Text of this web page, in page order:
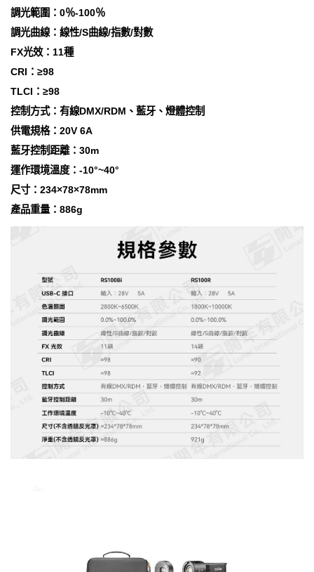
調光範圍：0％-100％
調光曲線：線性/S曲線/指數/對數
FX光效：11種
CRI：≥98
TLCI：≥98
控制方式：有線DMX/RDM、藍牙、燈體控制
供電規格：20V 6A
藍牙控制距離：30m
運作環境溫度：-10°~40°
尺寸：234×78×78mm
產品重量：886g